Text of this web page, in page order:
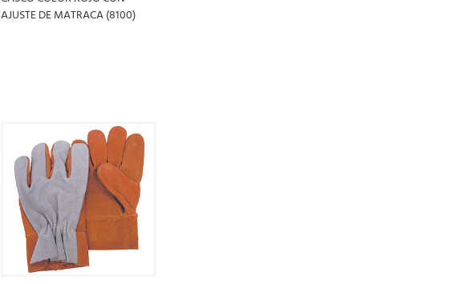
AJUSTE DE MATRACA (8100)